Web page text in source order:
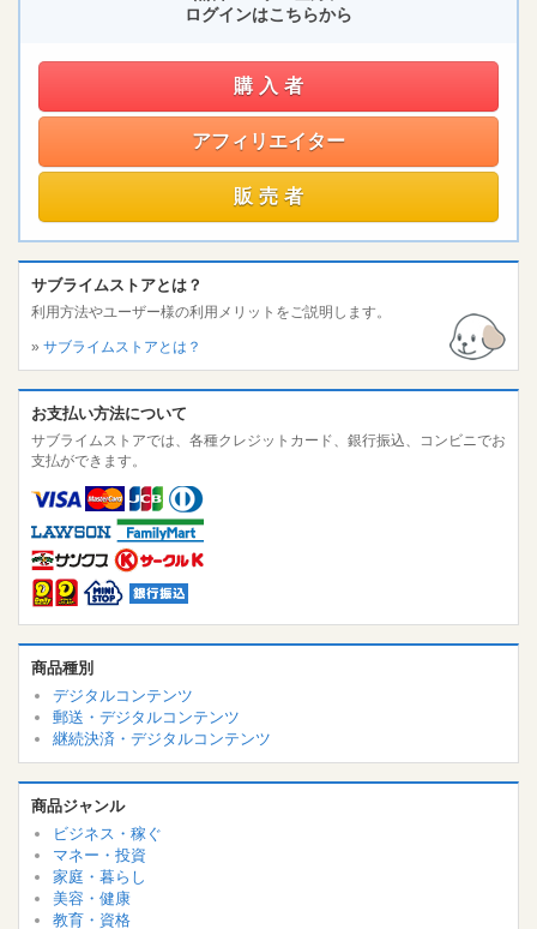
ログインはこちらから
購入者
アフィリエイター
販売者
サブライムストアとは？
利用方法やユーザー様の利用メリットをご説明します。
» サブライムストアとは？
お支払い方法について
サブライムストアでは、各種クレジットカード、銀行振込、コンビニでお
支払ができます。
商品種別
デジタルコンテンツ
郵送・デジタルコンテンツ
継続決済・デジタルコンテンツ
商品ジャンル
ビジネス・稼ぐ
マネー・投資
家庭・暮らし
美容・健康
教育・資格